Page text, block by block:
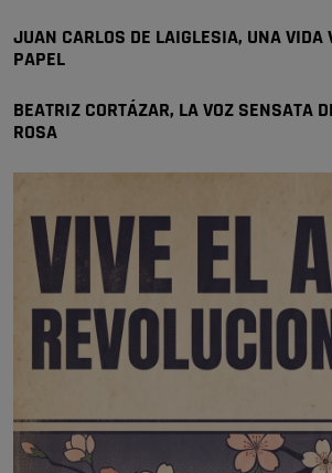
JUAN CARLOS DE LAIGLESIA, UNA VIDA
PAPEL
BEATRIZ CORTÁZAR, LA VOZ SENSATA
ROSA